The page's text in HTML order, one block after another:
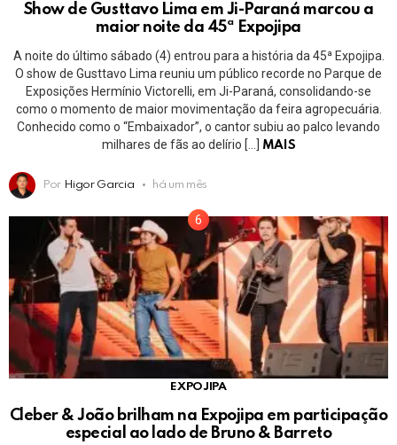
Show de Gusttavo Lima em Ji-Paraná marcou a
maior noite da 45ª Expojipa
A noite do último sábado (4) entrou para a história da 45ª Expojipa.
O show de Gusttavo Lima reuniu um público recorde no Parque de
Exposições Hermínio Victorelli, em Ji-Paraná, consolidando-se
como o momento de maior movimentação da feira agropecuária.
Conhecido como o “Embaixador”, o cantor subiu ao palco levando
milhares de fãs ao delírio […]
MAIS
Por Higor Garcia há um mês
EXPOJIPA
Cleber & João brilham na Expojipa em participação
especial ao lado de Bruno & Barreto